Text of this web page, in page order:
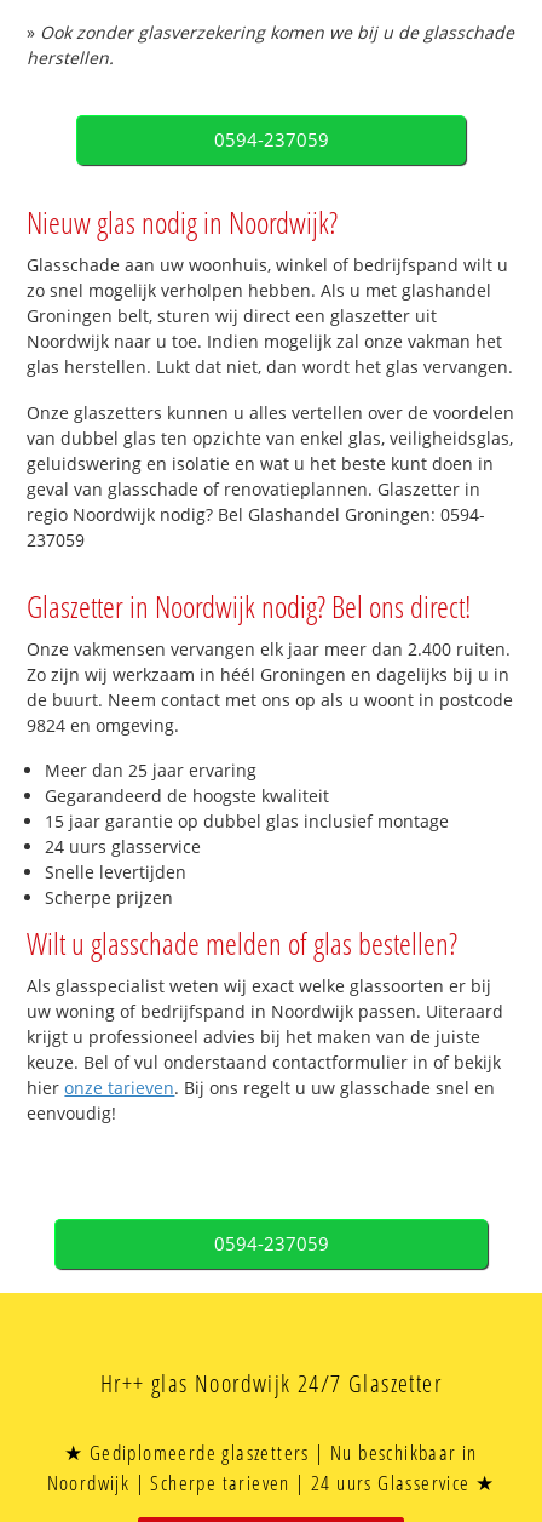
» Ook zonder glasverzekering komen we bij u de glasschade
herstellen.
0594-237059
Nieuw glas nodig in Noordwijk?
Glasschade aan uw woonhuis, winkel of bedrijfspand wilt u
zo snel mogelijk verholpen hebben. Als u met glashandel
Groningen belt, sturen wij direct een glaszetter uit
Noordwijk naar u toe. Indien mogelijk zal onze vakman het
glas herstellen. Lukt dat niet, dan wordt het glas vervangen.
Onze glaszetters kunnen u alles vertellen over de voordelen
van dubbel glas ten opzichte van enkel glas, veiligheidsglas,
geluidswering en isolatie en wat u het beste kunt doen in
geval van glasschade of renovatieplannen. Glaszetter in
regio Noordwijk nodig? Bel Glashandel Groningen: 0594-
237059
Glaszetter in Noordwijk nodig? Bel ons direct!
Onze vakmensen vervangen elk jaar meer dan 2.400 ruiten.
Zo zijn wij werkzaam in héél Groningen en dagelijks bij u in
de buurt. Neem contact met ons op als u woont in postcode
9824 en omgeving.
Meer dan 25 jaar ervaring
Gegarandeerd de hoogste kwaliteit
15 jaar garantie op dubbel glas inclusief montage
24 uurs glasservice
Snelle levertijden
Scherpe prijzen
Wilt u glasschade melden of glas bestellen?
Als glasspecialist weten wij exact welke glassoorten er bij
uw woning of bedrijfspand in Noordwijk passen. Uiteraard
krijgt u professioneel advies bij het maken van de juiste
keuze. Bel of vul onderstaand contactformulier in of bekijk
hieronze tarieven. Bij ons regelt u uw glasschade snel en
eenvoudig!
0594-237059
Hr++ glas Noordwijk 24/7 Glaszetter
★ Gediplomeerde glaszetters | Nu beschikbaar in
Noordwijk | Scherpe tarieven | 24 uurs Glasservice ★